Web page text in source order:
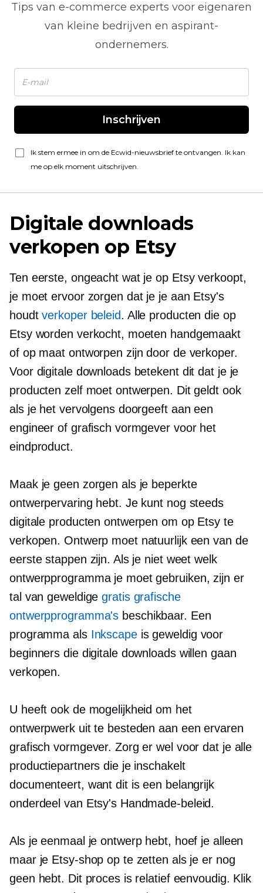
Tips van e-commerce experts voor eigenaren
van kleine bedrijven en aspirant-
ondernemers.
Inschrijven
Ik stem ermee in om de Ecwid-nieuwsbrief te ontvangen. Ik kan
me op elk moment uitschrijven.
Digitale downloads
verkopen op Etsy
Ten eerste, ongeacht wat je op Etsy verkoopt,
je moet ervoor zorgen dat je je aan Etsy's
houdtverkoper beleid. Alle producten die op
Etsy worden verkocht, moeten handgemaakt
of op maat ontworpen zijn door de verkoper.
Voor digitale downloads betekent dit dat je je
producten zelf moet ontwerpen. Dit geldt ook
als je het vervolgens doorgeeft aan een
engineer of grafisch vormgever voor het
eindproduct.
Maak je geen zorgen als je beperkte
ontwerpervaring hebt. Je kunt nog steeds
digitale producten ontwerpen om op Etsy te
verkopen. Ontwerp moet natuurlijk een van de
eerste stappen zijn. Als je niet weet welk
ontwerpprogramma je moet gebruiken, zijn er
tal van geweldigegratis grafische
ontwerpprogramma's beschikbaar. Een
programma als Inkscapeis geweldig voor
beginners die digitale downloads willen gaan
verkopen.
U heeft ook de mogelijkheid om het
ontwerpwerk uit te besteden aan een ervaren
grafisch vormgever. Zorg er wel voor dat je alle
productiepartners die je inschakelt
documenteert, want dit is een belangrijk
onderdeel van Etsy's Handmade-beleid.
Als je eenmaal je ontwerp hebt, hoef je alleen
maar je Etsy-shop op te zetten als je er nog
geen hebt. Dit proces is relatief eenvoudig. Klik